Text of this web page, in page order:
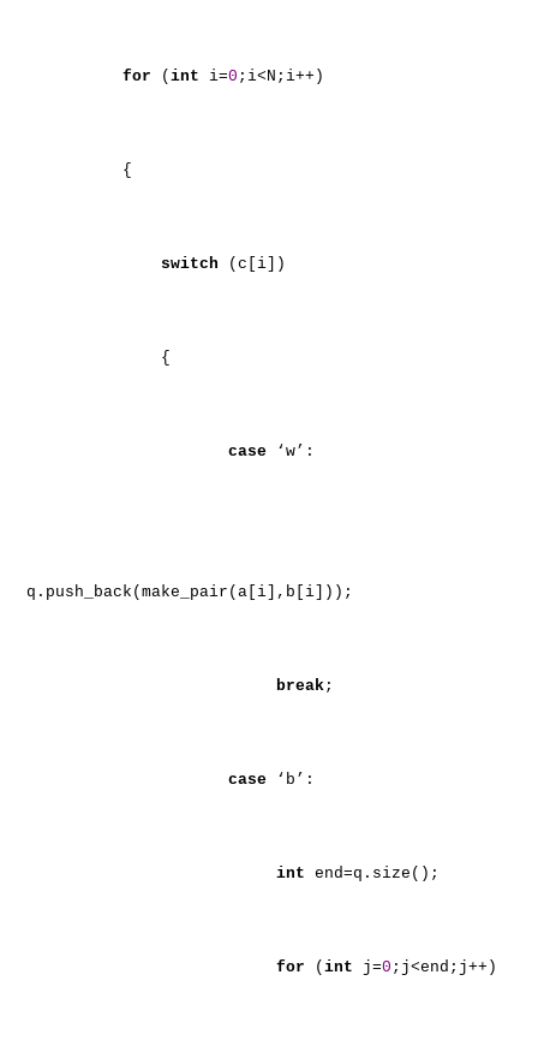
for ( int i=0 ;i<N;i++)
{
switch (c[i])
{
case ‘w’:
q.push_back(make_pair(a[i],b[i]));
break;
case ‘b’:
int end=q.size();
for ( int j=0 ;j<end;j++)